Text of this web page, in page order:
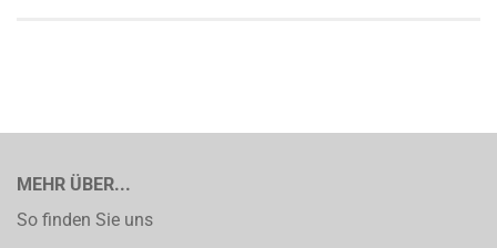
MEHR ÜBER...
So finden Sie uns